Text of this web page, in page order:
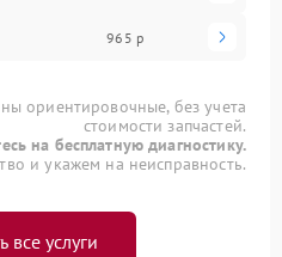
965 р
ориентировочные, без учета
стоимости запчастей.
на бесплатную диагностику.
и укажем на неисправность.
все услуги